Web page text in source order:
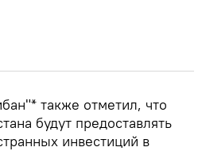
также отметил, что
будут предоставлять
инвестиций в